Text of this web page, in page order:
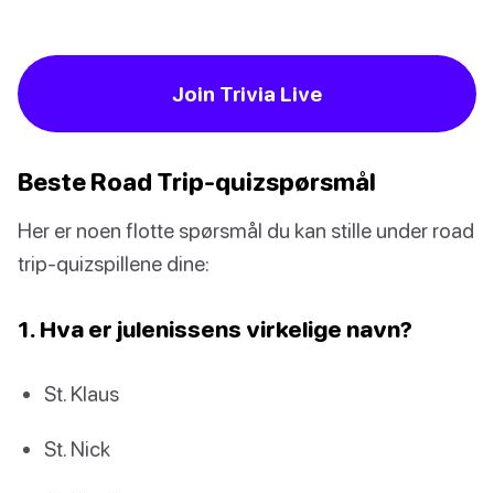
Join Trivia Live
Beste Road Trip-quizspørsmål
Her er noen flotte spørsmål du kan stille under road
trip-quizspillene dine:
1. Hva er julenissens virkelige navn?
St. Klaus
St. Nick